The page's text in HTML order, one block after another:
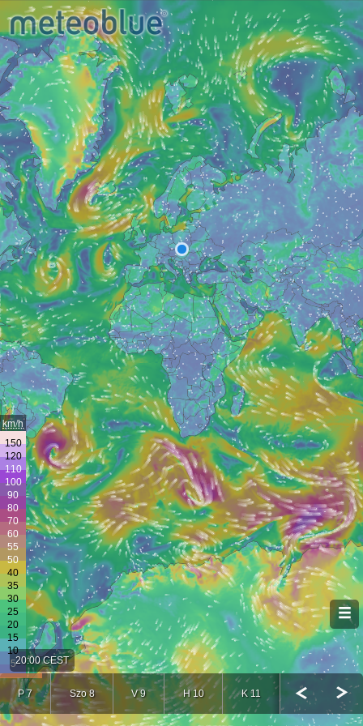
20:00 CEST
P 7 Szo 8 V 9 H 10 K 11
km/h